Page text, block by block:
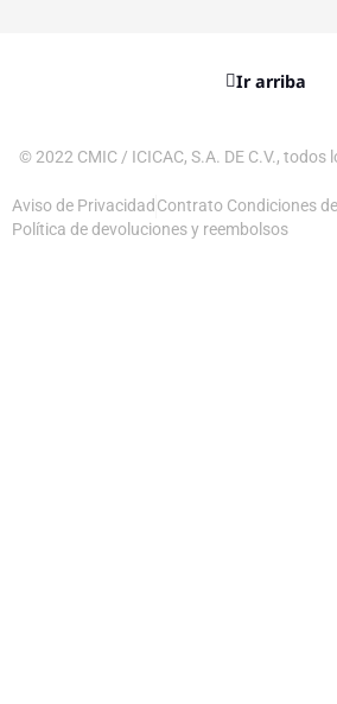
Ir arriba
© 2022 CMIC / ICICAC, S.A. DE C.V., todos
Aviso de Privacidad Contrato Condiciones
Política de devoluciones y reembolsos